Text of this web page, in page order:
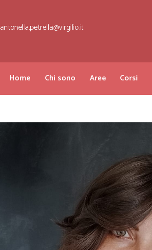
antonella.petrella@virgilio.it
Home Chi sono Aree Corsi